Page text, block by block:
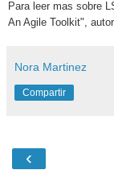
Para leer mas sobre
An Agile Toolkit",
Nora Martinez
Compartir
‹